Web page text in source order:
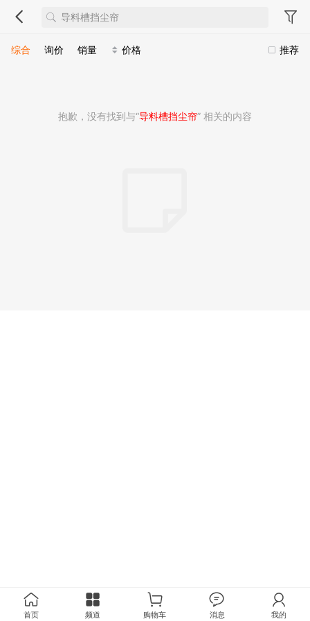
推荐
综合 询价 销量 价格
抱歉，没有找到与“导料槽挡尘帘” 相关的内容
首页 频道 购物车 消息 我的